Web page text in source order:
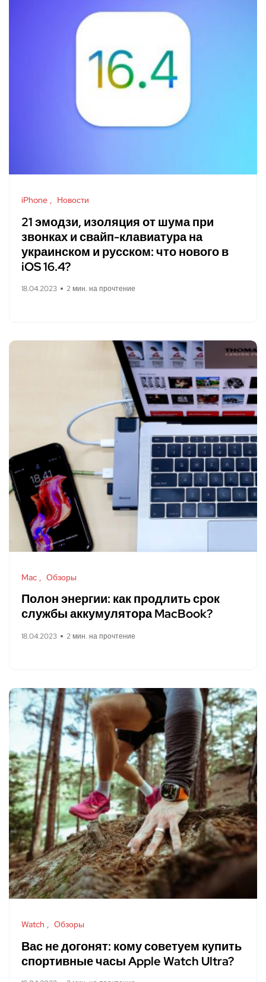
iPhone Новости
21 эмодзи, изоляция от шума при
звонках и свайп-клавиатура на
украинском и русском: что нового в
iOS 16.4?
18.04.2023 2 мин. на прочтение
Mac Обзоры
Полон энергии: как продлить срок
службы аккумулятора MacBook?
18.04.2023 2 мин. на прочтение
Watch Обзоры
Вас не догонят: кому советуем купить
спортивные часы Apple Watch Ultra?